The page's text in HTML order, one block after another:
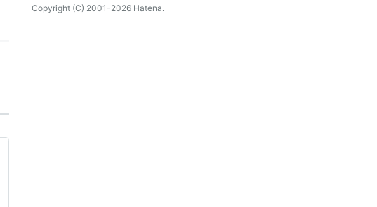
Copyright (C) 2001-2026 Hatena.